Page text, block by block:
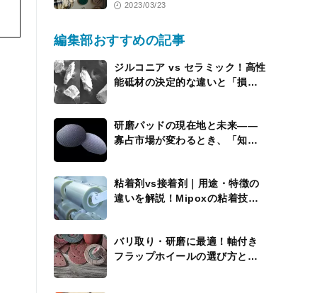
2023/03/23
編集部おすすめの記事
ジルコニア vs セラミック！高性
能砥材の決定的な違いと「損を
研磨パッドの現在地と未来――
寡占市場が変わるとき、「知能
粘着剤vs接着剤｜用途・特徴の
違いを解説！Mipoxの粘着技術
バリ取り・研磨に最適！軸付き
フラップホイールの選び方と活